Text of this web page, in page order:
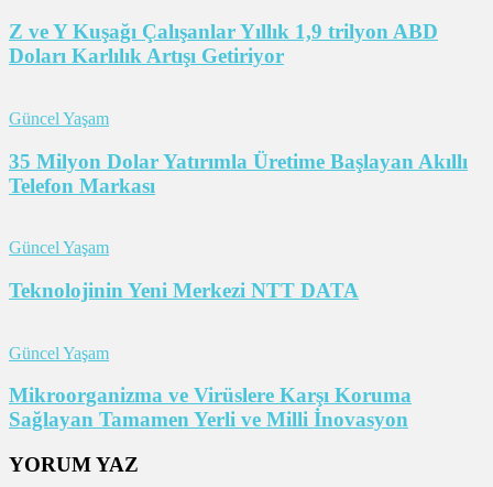
Z ve Y Kuşağı Çalışanlar Yıllık 1,9 trilyon ABD
Doları Karlılık Artışı Getiriyor
Güncel Yaşam
35 Milyon Dolar Yatırımla Üretime Başlayan Akıllı
Telefon Markası
Güncel Yaşam
Teknolojinin Yeni Merkezi NTT DATA
Güncel Yaşam
Mikroorganizma ve Virüslere Karşı Koruma
Sağlayan Tamamen Yerli ve Milli İnovasyon
YORUM YAZ